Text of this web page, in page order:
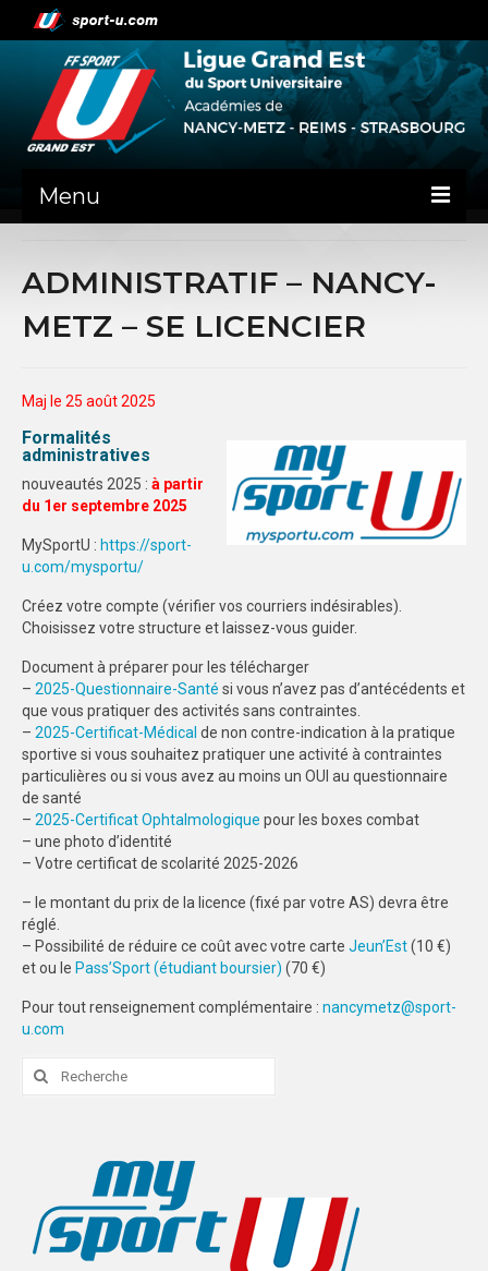
Menu
PRÉSENTATION
NANCY-METZ
REIMS
STRASBOURG
NANCY-METZ
REIMS
STRASBOURG
SPORTS IND
NANCY-METZ
STRASBOURG
REIMS
STRASBOURG
COMMUNICATION
REIMS
STRASBOURG
ADMINISTRATIF – NANCY-
METZ – SE LICENCIER
Maj le 25 août 2025
Formalités
administratives
nouveautés 2025 : à partir
du 1er septembre 2025
MySportU : https://sport-
u.com/mysportu/
Créez votre compte (vérifier vos courriers indésirables).
Choisissez votre structure et laissez-vous guider.
Document à préparer pour les télécharger
– 2025-Questionnaire-Santé si vous n’avez pas d’antécédents et
que vous pratiquer des activités sans contraintes.
– 2025-Certificat-Médical de non contre-indication à la pratique
sportive si vous souhaitez pratiquer une activité à contraintes
particulières ou si vous avez au moins un OUI au questionnaire
de santé
– 2025-Certificat Ophtalmologique pour les boxes combat
– une photo d’identité
– Votre certificat de scolarité 2025-2026
– le montant du prix de la licence (fixé par votre AS) devra être
réglé.
– Possibilité de réduire ce coût avec votre carte Jeun’Est(10 €)
et ou le Pass’Sport (étudiant boursier) (70 €)
Pour tout renseignement complémentaire : nancymetz@sport-
u.com
Rechercher